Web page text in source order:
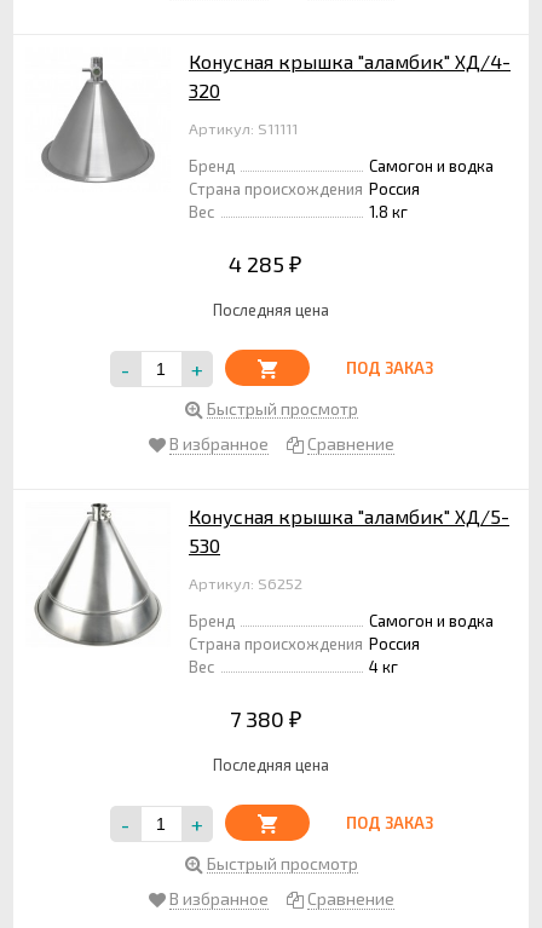
Конусная крышка "аламбик" ХД/4-
320
Артикул: S11111
Бренд
Самогон и водка
Страна происхождения Россия
Вес
1.8 кг
4 285 ₽
Последняя цена
- + ПОД ЗАКАЗ
Быстрый просмотр
В избранное
Сравнение
Конусная крышка "аламбик" ХД/5-
530
Артикул: S6252
Бренд
Самогон и водка
Страна происхождения Россия
Вес
4 кг
7 380 ₽
Последняя цена
- + ПОД ЗАКАЗ
Быстрый просмотр
В избранное
Сравнение